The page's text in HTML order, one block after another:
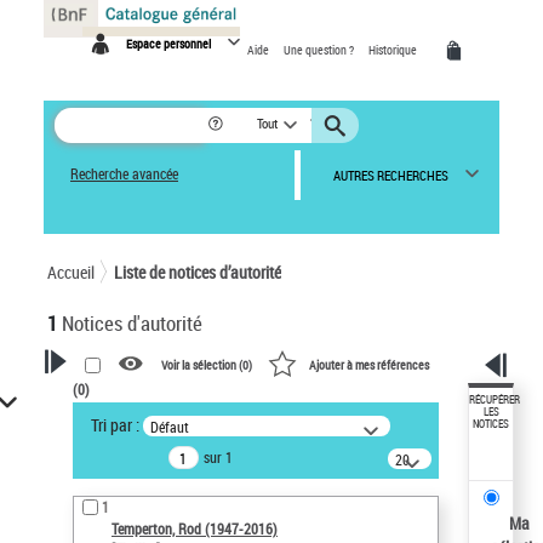
Espace personnel Aide Une question ? Historique
Tout
Recherche avancée AUTRES RECHERCHES
Accueil Liste de notices d’autorité
1 Notices d'autorité
VOTRE RECHERCHE
Recherche avancée dans les
notices d’autorité
Œuvres liées à l'auteur :
Temperton, Rod (1947-2016)
Voir la sélection (0) Ajouter à mes références
(0)
Tri par : Défaut
sur 1
20
résultats/page
1
Temperton, Rod (1947-2016)
RÉCUPÉRER
LES
NOTICES
Ma
Panneau de gestion des cookies